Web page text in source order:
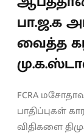
பா.ஜ.க
வைத்த
FCRA
பாதிப்புகள்
விதிகளை